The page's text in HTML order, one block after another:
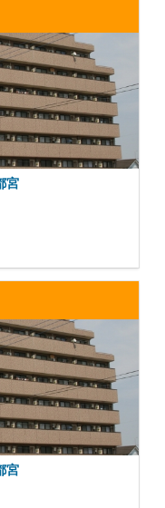
宮
宮